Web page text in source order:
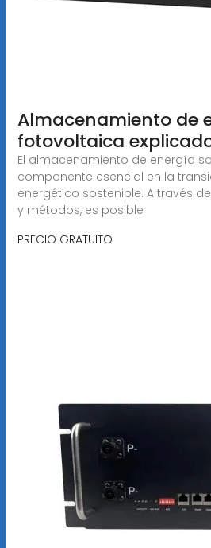
Almacenamiento de
fotovoltaica
El almacenamiento de energía
componente esencial en la
energético sostenible. A través
y métodos, es posible
PRECIO GRATUITO